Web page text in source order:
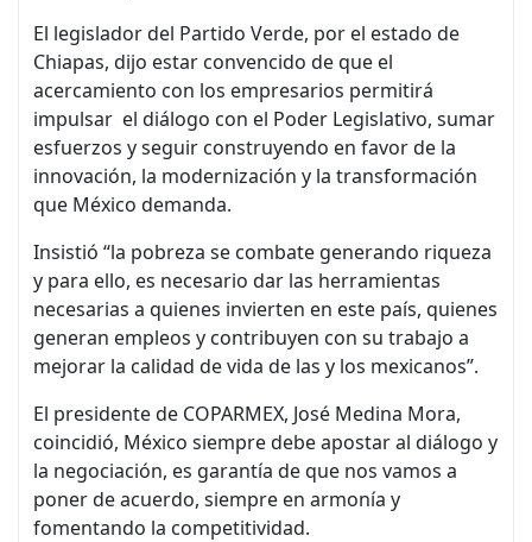
El legislador del Partido Verde, por el estado de
Chiapas, dijo estar convencido de que el
acercamiento con los empresarios permitirá
impulsar el diálogo con el Poder Legislativo, sumar
esfuerzos y seguir construyendo en favor de la
innovación, la modernización y la transformación
que México demanda.
Insistió “la pobreza se combate generando riqueza
y para ello, es necesario dar las herramientas
necesarias a quienes invierten en este país, quienes
generan empleos y contribuyen con su trabajo a
mejorar la calidad de vida de las y los mexicanos”.
El presidente de COPARMEX, José Medina Mora,
coincidió, México siempre debe apostar al diálogo y
la negociación, es garantía de que nos vamos a
poner de acuerdo, siempre en armonía y
fomentando la competitividad.